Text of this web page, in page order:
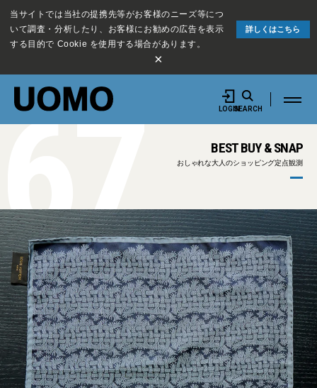
当サイトでは当社の提携先等がお客様のニーズ等につ
いて調査・分析したり、お客様にお勧めの広告を表示
する目的で Cookie を使用する場合があります。
詳しくはこちら
×
LOGINSEARCH
BEST BUY & SNAP
おしゃれな大人のショッピング定点観測
67